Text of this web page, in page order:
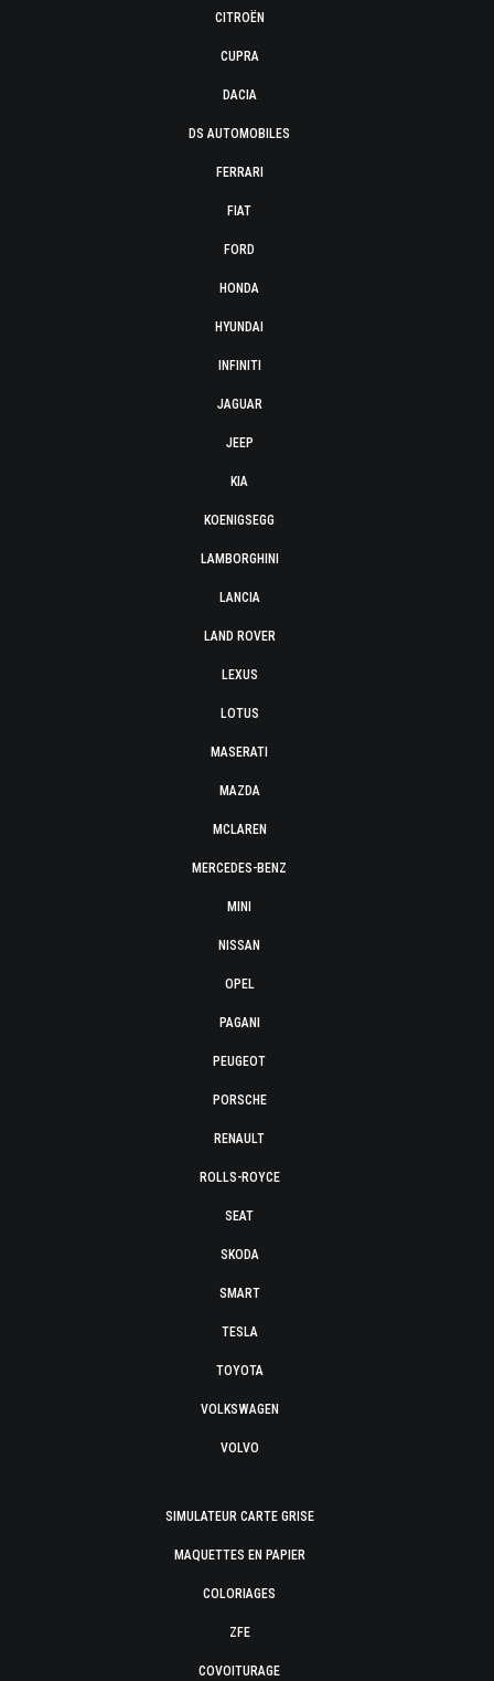
CITROËN
CUPRA
DACIA
DS AUTOMOBILES
FERRARI
FIAT
FORD
HONDA
HYUNDAI
INFINITI
JAGUAR
JEEP
KIA
KOENIGSEGG
LAMBORGHINI
LANCIA
LAND ROVER
LEXUS
LOTUS
MASERATI
MAZDA
MCLAREN
MERCEDES-BENZ
MINI
NISSAN
OPEL
PAGANI
PEUGEOT
PORSCHE
RENAULT
ROLLS-ROYCE
SEAT
SKODA
SMART
TESLA
TOYOTA
VOLKSWAGEN
VOLVO
SIMULATEUR CARTE GRISE
MAQUETTES EN PAPIER
COLORIAGES
ZFE
COVOITURAGE